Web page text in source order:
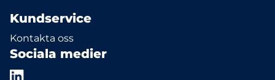
Kundservice
Kontakta oss
Sociala medier